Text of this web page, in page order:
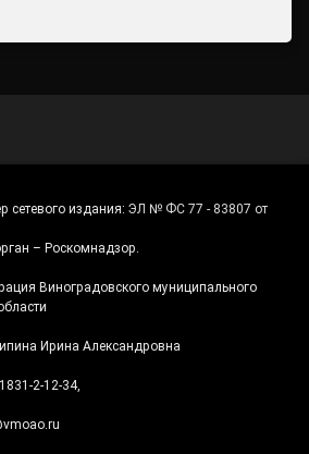
сетевого издания: ЭЛ № ФС 77 - 83807 от
– Роскомнадзор.
Виноградовского муниципального
Ирина Александровна
2-12-34,